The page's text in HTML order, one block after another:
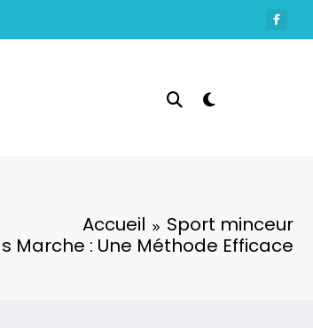
Accueil
Sport minceur
Marche : Une Méthode Efficace